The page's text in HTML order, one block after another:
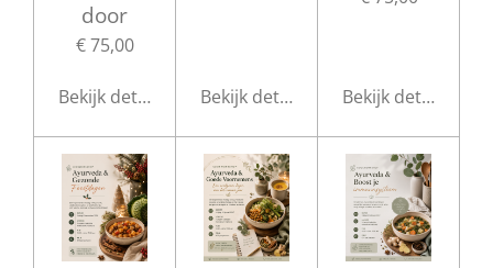
door
€ 75,00
Bekijk details Bekijk details Bekijk details